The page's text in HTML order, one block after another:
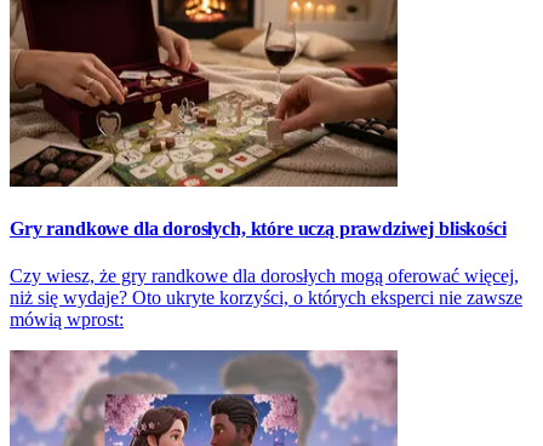
Gry randkowe dla dorosłych, które uczą prawdziwej bliskości
Czy wiesz, że gry randkowe dla dorosłych mogą oferować więcej,
niż się wydaje? Oto ukryte korzyści, o których eksperci nie zawsze
mówią wprost: